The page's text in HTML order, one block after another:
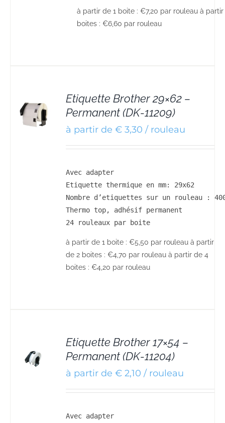
à partir de 1 boite : €7,20 par rouleau à partir
boites : €6,60 par rouleau
Etiquette Brother 29×62 –
Permanent (DK-11209)
à partir de € 3,30 / rouleau
Avec adapter
Etiquette thermique en mm: 29x62
Nombre d’etiquettes sur un rouleau :
Thermo top, adhésif permanent
24 rouleaux par boite
à partir de 1 boite : €5,50 par rouleau à partir
de 2 boites : €4,70 par rouleau à partir de 4
boites : €4,20 par rouleau
Etiquette Brother 17×54 –
Permanent (DK-11204)
à partir de € 2,10 / rouleau
Avec adapter